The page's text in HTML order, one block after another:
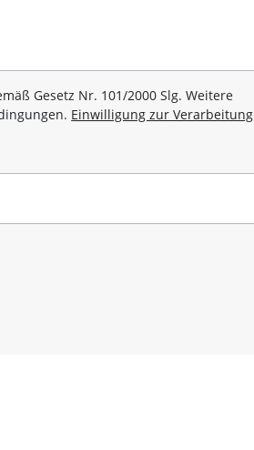
Gesetz Nr. 101/2000 Slg. Weitere
Einwilligung zur Verarbeitung